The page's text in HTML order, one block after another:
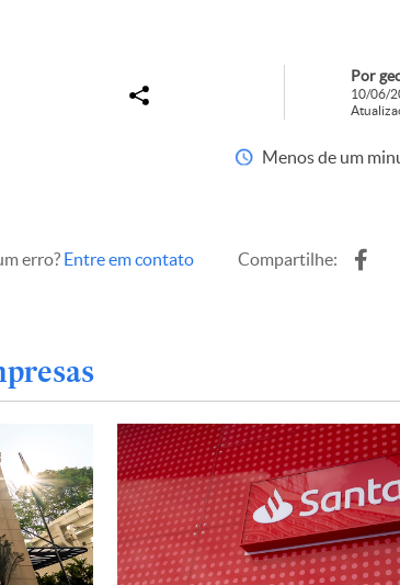
Por
10/06/
Menos de um
erro? Entre em contato Compartilhe: